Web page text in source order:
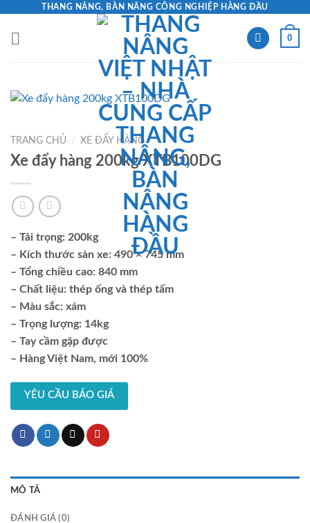
content
THANG NÂNG, BÀN NÂNG CÔNG NGHIỆP HÀNG ĐẦU
0
TRANG CHỦ / XE ĐẨY HÀNG
Xe đẩy hàng 200kg XTB100DG
– Tải trọng: 200kg
– Kích thước sàn xe: 490 × 745 mm
– Tổng chiều cao: 840 mm
– Chất liệu: thép ống và thép tấm
– Màu sắc: xám
– Trọng lượng: 14kg
– Tay cầm gập được
– Hàng Việt Nam, mới 100%
YÊU CẦU BÁO GIÁ
MÔ TẢ
ĐÁNH GIÁ (0)